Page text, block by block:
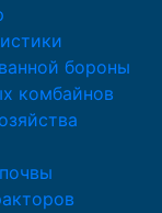
бороны
комбайнов